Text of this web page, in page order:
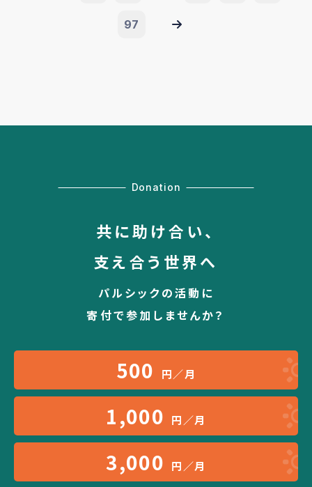
97
Donation
共に助け合い、
支え合う世界へ
パルシックの活動に
寄付で参加しませんか？
500 円／月
1,000 円／月
3,000 円／月